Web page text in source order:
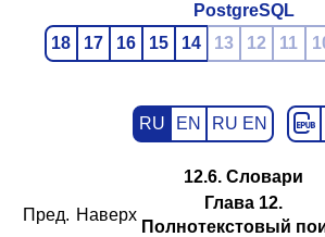
PostgreSQL
18
17 16 15 14 13 12 11
RU EN RU EN
12.6. Словари
Пред. Наверх
Глава 12.
Полнотекстовый